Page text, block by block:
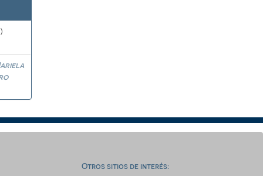
Otros sitios de interés: